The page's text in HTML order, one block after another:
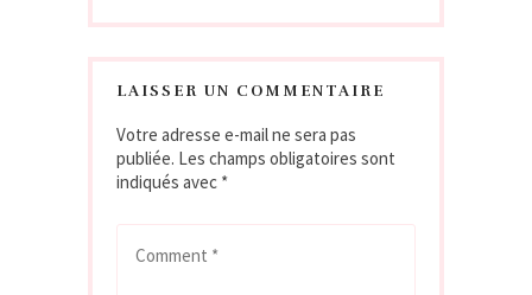
LAISSER UN COMMENTAIRE
Votre adresse e-mail ne sera pas
publiée. Les champs obligatoires sont
indiqués avec *